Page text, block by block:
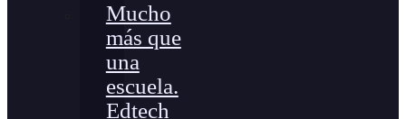
Mucho
más que
una
escuela.
Edtech